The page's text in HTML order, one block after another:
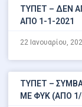
ΤΥΠΕΤ – ΔΕΝ
ΑΠΟ 1-1-2021
22 Ιανουαρίου,
ΤΥΠΕΤ –
ΜΕ ΦΥΚ (ΑΠΟ 1/